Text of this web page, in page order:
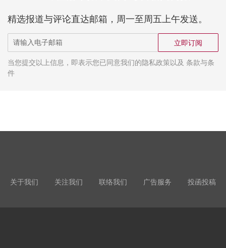
精选报道与评论直达邮箱，周一至周五上午发送。
立即订阅
当您提交以上信息，即表示您已同意我们的隐私政策以及 条款与条
件
关于我们 关注我们 联络我们 广告服务 投函投稿